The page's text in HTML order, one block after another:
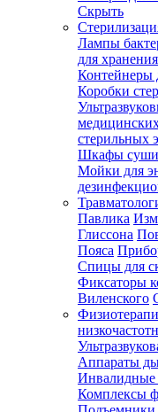
Скрыть
Лампы
для
Контейнеры
Коробки
стерильных
Шкафы
Мойки для
Павлика
Глиссона
Пояса
Спицы для
Фиксаторы
Виленского
Аппараты
Инвалидные
Комплексы